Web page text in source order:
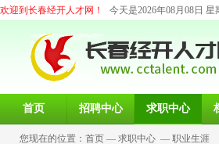
欢迎到长春经开人才网！ 今天是2026年08月08日 星
首页 招聘中心 求职中心
您现在的位置： 首页 — 求职中心 — 职业生涯